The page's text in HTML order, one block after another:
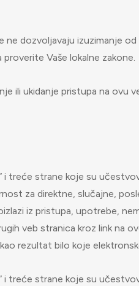
ne dozvoljavaju izuzimanje
proverite Vaše lokalne zakone.
ili ukidanje pristupa na ovu
i treće strane koje su
za direktne, slučajne,
iz pristupa, upotrebe,
veb stranica kroz link na
rezultat bilo koje
i treće strane koje su